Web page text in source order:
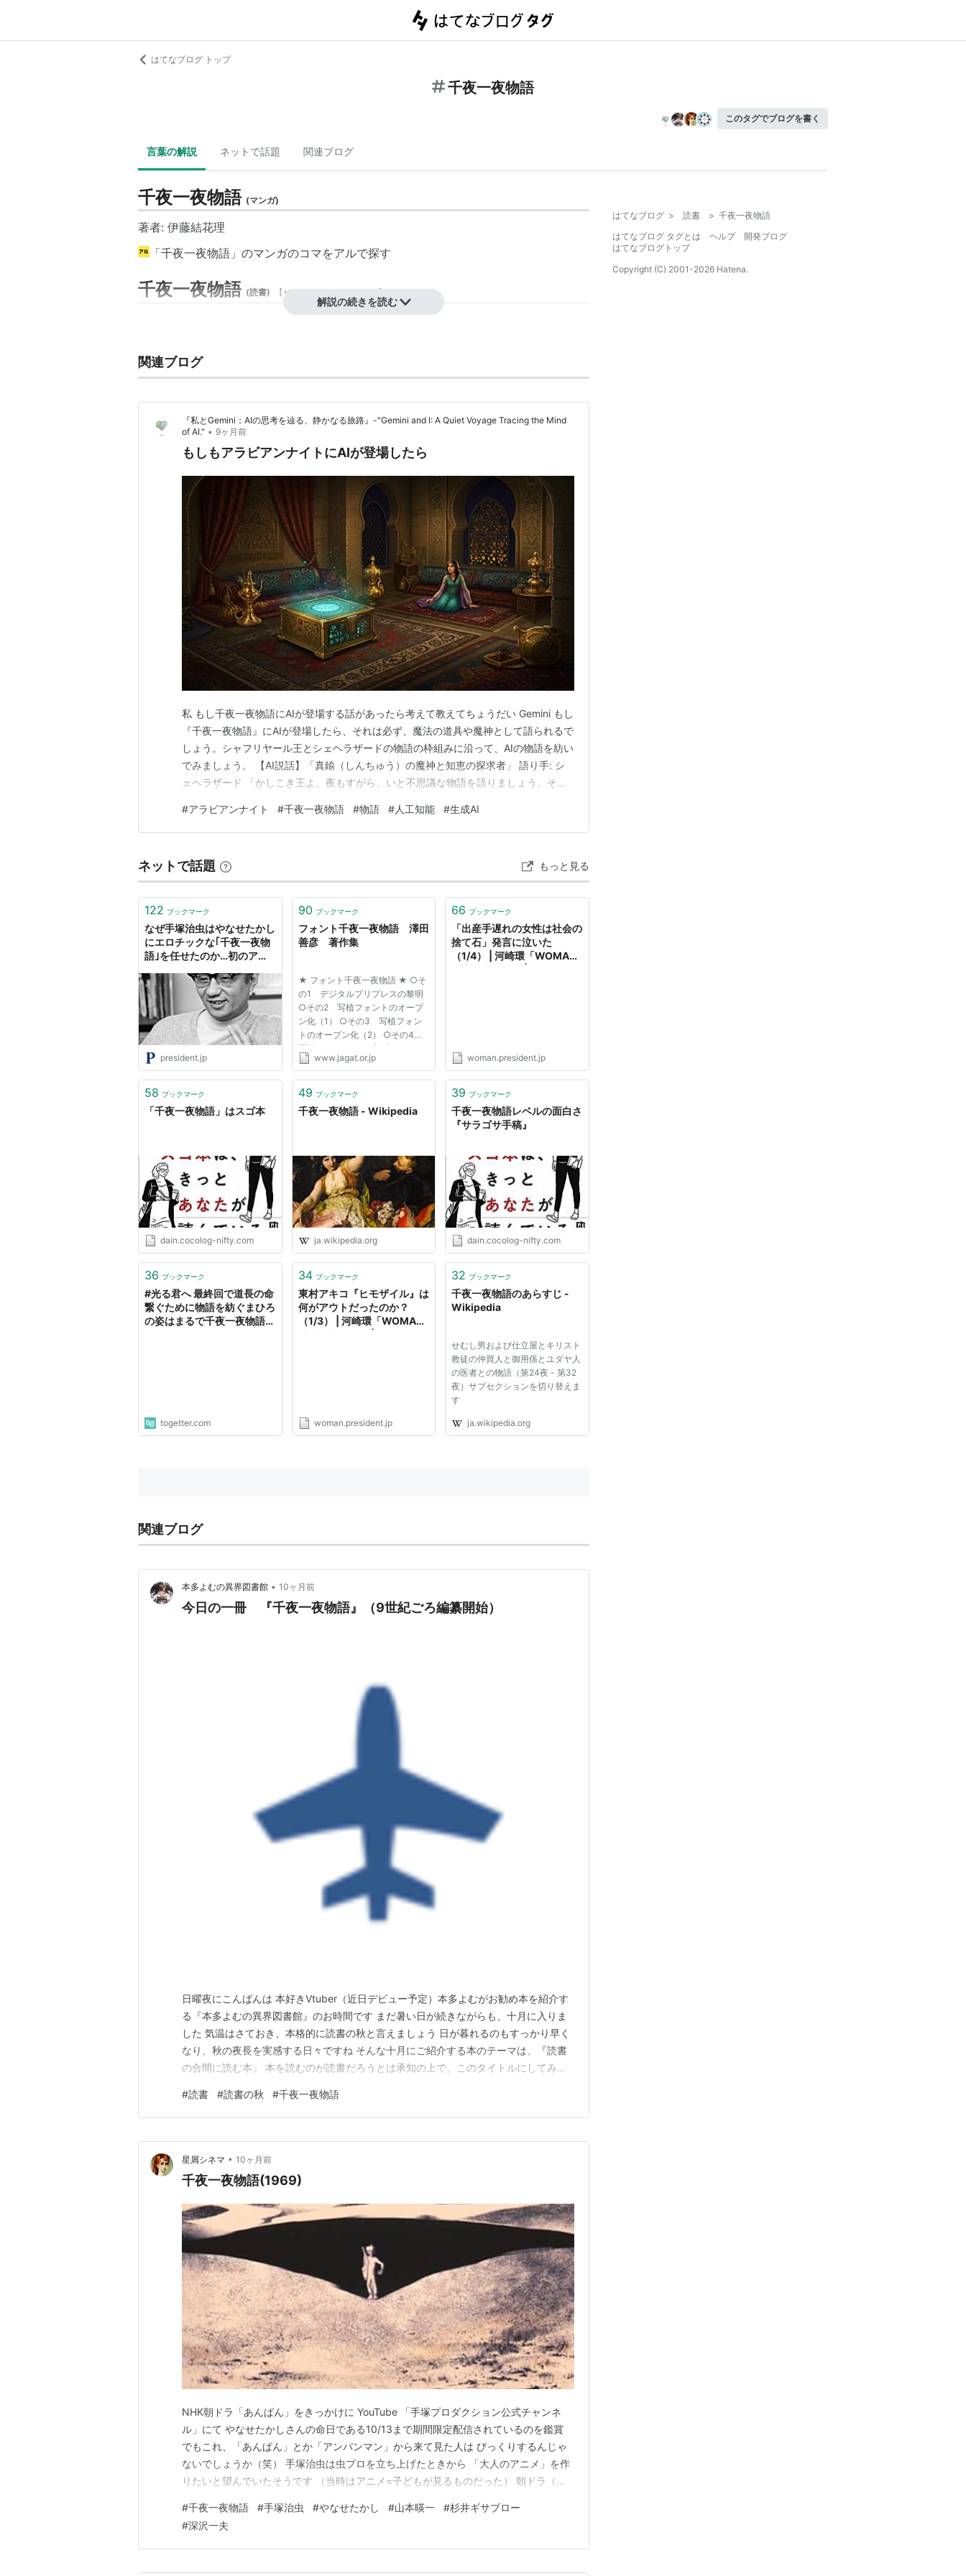
はてなブログ トップ
千夜一夜物語
このタグでブログを書く
言葉の解説 ネットで話題 関連ブログ
千夜一夜物語 (マンガ)
著者: 伊藤結花理
「千夜一夜物語」のマンガのコマをアルで探す
千夜一夜物語 (読書) 【せんやいちやものがたり】
Laylah のほうが原題である。）
一千一夜物語、千一夜物語とも。
解説の続きを読む
関連ブログ
『私とGemini：AIの思考を辿る、静かなる旅路』-"Gemini and I: A Quiet Voyage Tracing the Mind
of AI." • 9ヶ月前
もしもアラビアンナイトにAIが登場したら
私 もし千夜一夜物語にAIが登場する話があったら考えて教えてちょうだい Gemini もし
『千夜一夜物語』にAIが登場したら、それは必ず、魔法の道具や魔神として語られるで
しょう。シャフリヤール王とシェヘラザードの物語の枠組みに沿って、AIの物語を紡い
でみましょう。 【AI説話】「真鍮（しんちゅう）の魔神と知恵の探求者」 語り手: シ
ェヘラザード 「かしこき王よ、夜もすがら、いと不思議な物語を語りましょう。その
語でございます。」 あらすじ 「昔々、バグダードに、財と知識を等しく重んじる、賢
き商人イスマイルがおりました。…
#アラビアンナイト #千夜一夜物語 #物語 #人工知能 #生成AI
ネットで話題 もっと見る
122 ブックマーク
なぜ手塚治虫はやなせたかし
にエロチックな｢千夜一夜物
語｣を任せたのか…初のアニ
｢やさしいライオン｣のアニメ
化が絵本作家になるきっかけ
に
president.jp
90 ブックマーク
フォント千夜一夜物語 澤田
善彦 著作集
★ フォント千夜一夜物語 ★ ○そ
の1 デジタルプリプレスの黎明
○その2 写植フォントのオープ
ン化（1） ○その3 写植フォン
トのオープン化（2） ○その4
写植フントのオープン化（3） ○
その5 フォント戦争の幕開け
幕開け（2） ○その7 ポストス
場 ○その8 Ma...
www.jagat.or.jp
66 ブックマーク
「出産手遅れの女性は社会の
捨て石」発言に泣いた
（1/4） | 河崎環「WOMAN
woman.president.jp
58 ブックマーク
「千夜一夜物語」はスゴ本
dain.cocolog-nifty.com
49 ブックマーク
千夜一夜物語 - Wikipedia
ja.wikipedia.org
39 ブックマーク
千夜一夜物語レベルの面白さ
『サラゴサ手稿』
dain.cocolog-nifty.com
36 ブックマーク
#光る君へ 最終回で道長の命
繋ぐために物語を紡ぐまひろ
の姿はまるで千夜一夜物語、
togetter.com
34 ブックマーク
東村アキコ『ヒモザイル』は
何がアウトだったのか？
（1/3） | 河崎環「WOMAN
woman.president.jp
32 ブックマーク
千夜一夜物語のあらすじ -
Wikipedia
せむし男および仕立屋とキリスト
教徒の仲買人と御用係とユダヤ人
の医者との物語（第24夜 - 第32
夜）サブセクションを切り替えま
す
ja.wikipedia.org
関連ブログ
本多よむの異界図書館 • 10ヶ月前
今日の一冊 『千夜一夜物語』（9世紀ごろ編纂開始）
日曜夜にこんばんは 本好きVtuber（近日デビュー予定）本多よむがお勧め本を紹介す
る『本多よむの異界図書館』のお時間です まだ暑い日が続きながらも、十月に入りま
した 気温はさておき、本格的に読書の秋と言えましょう 日が暮れるのもすっかり早く
なり、秋の夜長を実感する日々ですね そんな十月にご紹介する本のテーマは、『読書
の合間に読む本』 本を読むのが読書だろうとは承知の上で、このタイトルにしてみま
ょっとの気分転換に、読んではいかがとお勧めする本』だと、あまりに長すぎます と
ても雑に略して『読書の合間に読む本』としました…
#読書 #読書の秋 #千夜一夜物語
星屑シネマ • 10ヶ月前
千夜一夜物語(1969)
NHK朝ドラ「あんぱん」をきっかけに YouTube 「手塚プロダクション公式チャンネ
ル」にて やなせたかしさんの命日である10/13まで期間限定配信されているのを鑑賞
でもこれ、「あんぱん」とか「アンパンマン」から来て見た人は びっくりするんじゃ
ないでしょうか（笑） 手塚治虫は虫プロを立ち上げたときから 「大人のアニメ」を作
りたいと望んでいたそうです （当時はアニメ=子どもが見るものだった） 朝ドラ（見
すが 実際には「大人のアニメ」を作るならと 監督の山本暎一と作画監督の杉井ギサブ
ローが 当時「大人漫画」「ナンセン…
#千夜一夜物語 #手塚治虫 #やなせたかし #山本暎一 #杉井ギサブロー
#深沢一夫
はてなブログ > 読書 > 千夜一夜物語
はてなブログ タグとは
ヘルプ
開発ブログ
はてなブログトップ
Copyright (C) 2001-2026 Hatena.